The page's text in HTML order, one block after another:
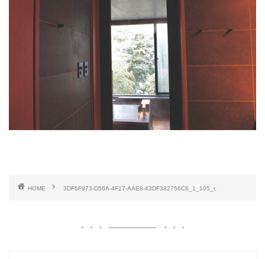
HOME 3DF6F973-D56A-4F17-AAE8-43DF382756C6_1_105_c